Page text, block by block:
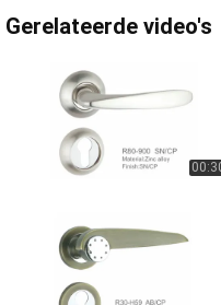
Gerelateerde video's